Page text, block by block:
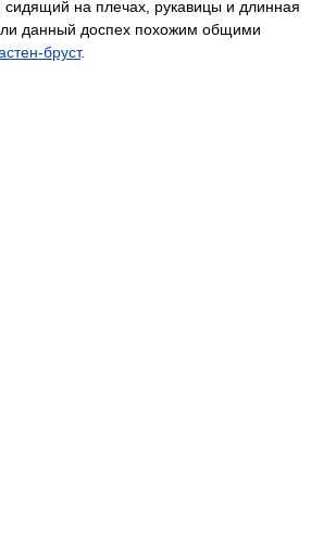
на плечах, рукавицы и длинная
данный доспех похожим общими
бруст.